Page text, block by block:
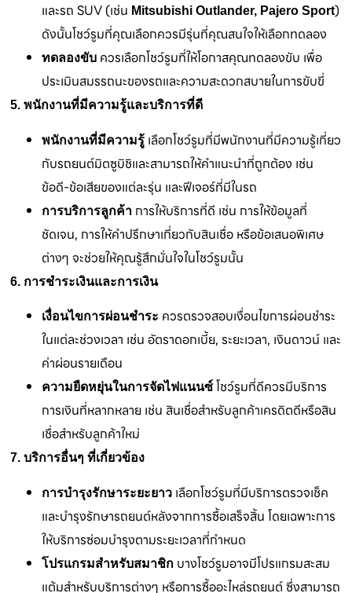
และรถ SUV (เช่น Mitsubishi Outlander, Pajero Sport)
ดังนั้นโชว์รูมที่คุณเลือกควรมีรุ่นที่คุณสนใจให้เลือกทดลอง
ทดลองขับ ควรเลือกโชว์รูมที่ให้โอกาสคุณทดลองขับ เพื่อ
ประเมินสมรรถนะของรถและความสะดวกสบายในการขับขี่
5. พนักงานที่มีความรู้และบริการที่ดี
พนักงานที่มีความรู้ เลือกโชว์รูมที่มีพนักงานที่มีความรู้เกี่ยว
กับรถยนต์มิตซูบิชิและสามารถให้คำแนะนำที่ถูกต้อง เช่น
ข้อดี-ข้อเสียของแต่ละรุ่น และฟีเจอร์ที่มีในรถ
การบริการลูกค้า การให้บริการที่ดี เช่น การให้ข้อมูลที่
ชัดเจน, การให้คำปรึกษาเกี่ยวกับสินเชื่อ หรือข้อเสนอพิเศษ
ต่างๆ จะช่วยให้คุณรู้สึกมั่นใจในโชว์รูมนั้น
6. การชำระเงินและการเงิน
เงื่อนไขการผ่อนชำระ ควรตรวจสอบเงื่อนไขการผ่อนชำระ
ในแต่ละช่วงเวลา เช่น อัตราดอกเบี้ย, ระยะเวลา, เงินดาวน์ และ
ค่าผ่อนรายเดือน
ความยืดหยุ่นในการจัดไฟแนนซ์ โชว์รูมที่ดีควรมีบริการ
การเงินที่หลากหลาย เช่น สินเชื่อสำหรับลูกค้าเครดิตดีหรือสิน
เชื่อสำหรับลูกค้าใหม่
7. บริการอื่นๆ ที่เกี่ยวข้อง
การบำรุงรักษาระยะยาว เลือกโชว์รูมที่มีบริการตรวจเช็ค
และบำรุงรักษารถยนต์หลังจากการซื้อเสร็จสิ้น โดยเฉพาะการ
ให้บริการซ่อมบำรุงตามระยะเวลาที่กำหนด
โปรแกรมสำหรับสมาชิก บางโชว์รูมอาจมีโปรแกรมสะสม
แต้มสำหรับบริการต่างๆ หรือการซื้ออะไหล่รถยนต์ ซึ่งสามารถ